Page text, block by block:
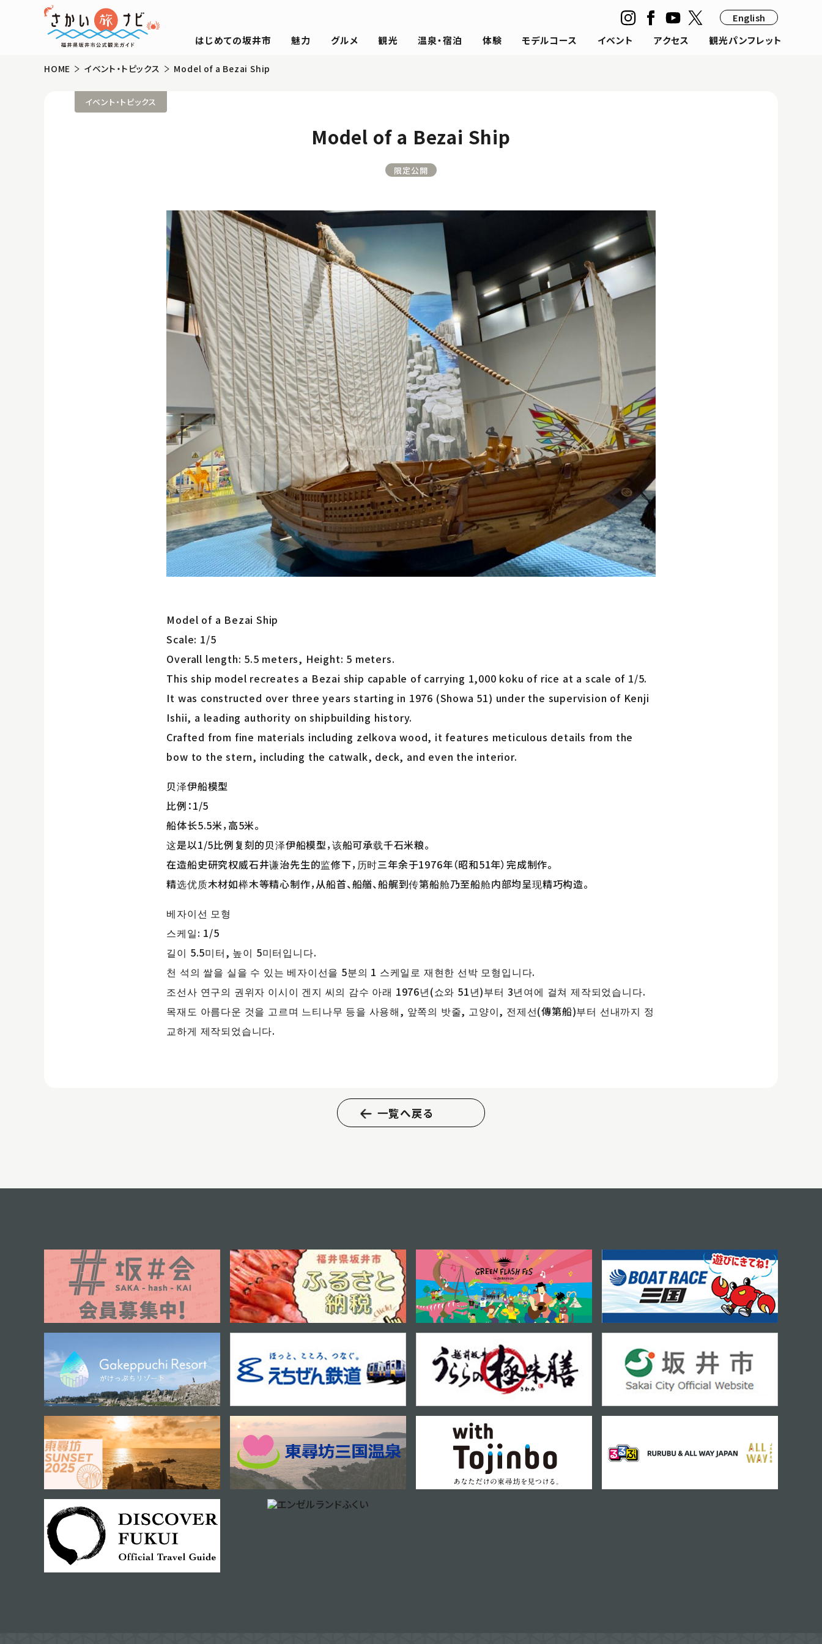
はじめての坂井市 魅力 グルメ 観光 温泉・宿泊 体験 モデルコース イベント アクセス 観光パンフレット
English
HOME イベント・トピックス Model of a Bezai Ship
イベント・トピックス
Model of a Bezai Ship
限定公開
Model of a Bezai Ship
Scale: 1/5
Overall length: 5.5 meters, Height: 5 meters.
This ship model recreates a Bezai ship capable of carrying 1,000 koku of rice at a scale of 1/5.
It was constructed over three years starting in 1976 (Showa 51) under the supervision of Kenji
Ishii, a leading authority on shipbuilding history.
Crafted from fine materials including zelkova wood, it features meticulous details from the
bow to the stern, including the catwalk, deck, and even the interior.
贝泽伊船模型
比例：1/5
船体长5.5米，高5米。
这是以1/5比例复刻的贝泽伊船模型，该船可承载千石米粮。
在造船史研究权威石井谦治先生的监修下，历时三年余于1976年（昭和51年）完成制作。
精选优质木材如榉木等精心制作，从船首、船艏、船艉到传第船舱乃至船舱内部均呈现精巧构造。
베자이선 모형
스케일: 1/5
길이 5.5미터, 높이 5미터입니다.
천 석의 쌀을 실을 수 있는 베자이선을 5분의 1 스케일로 재현한 선박 모형입니다.
조선사 연구의 권위자 이시이 겐지 씨의 감수 아래 1976년(쇼와 51년)부터 3년여에 걸쳐 제작되었습니다.
목재도 아름다운 것을 고르며 느티나무 등을 사용해, 앞쪽의 밧줄, 고양이, 전제선(傳第船)부터 선내까지 정
교하게 제작되었습니다.
一覧へ戻る